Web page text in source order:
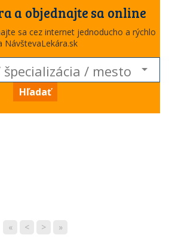
a objednajte sa online
sa cez internet jednoducho a rýchlo
NávštevaLekára.sk
Hľadať
« < > »